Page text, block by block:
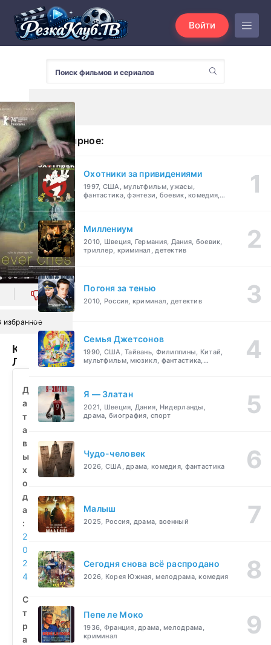
Войти
0
избранное
Ку
Ли
не
плачет
(2024)
смотреть
бесплатно
Д
а
т
а
в
ы
х
о
д
а
:
2
0
2
4
С
т
р
а
Популярное:
Охотники за привидениями
1997, США, мультфильм, ужасы,
фантастика, фэнтези, боевик, комедия,
Миллениум
2010, Швеция, Германия, Дания, боевик,
триллер, криминал, детектив
Погоня за тенью
2010, Россия, криминал, детектив
Семья Джетсонов
1990, США, Тайвань, Филиппины, Китай,
мультфильм, мюзикл, фантастика,
Я — Златан
2021, Швеция, Дания, Нидерланды,
драма, биография, спорт
Чудо-человек
2026, США, драма, комедия, фантастика
Малыш
2025, Россия, драма, военный
Сегодня снова всё распродано
2026, Корея Южная, мелодрама, комедия
Пепе ле Моко
1936, Франция, драма, мелодрама,
криминал